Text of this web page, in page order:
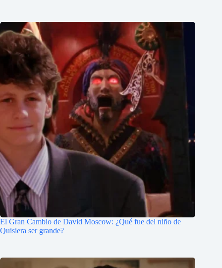
El Gran Cambio de David Moscow: ¿Qué fue del niño de
Quisiera ser grande?